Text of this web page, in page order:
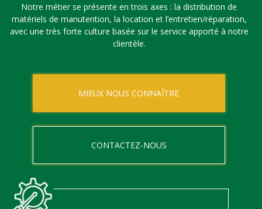
Notre métier se présente en trois axes : la distribution de
matériels de manutention, la location et l’entretien/réparation,
avec une très forte culture basée sur le service apporté à notre
clientèle.
MIEUX NOUS CONNAÎTRE
CONTACTEZ-NOUS